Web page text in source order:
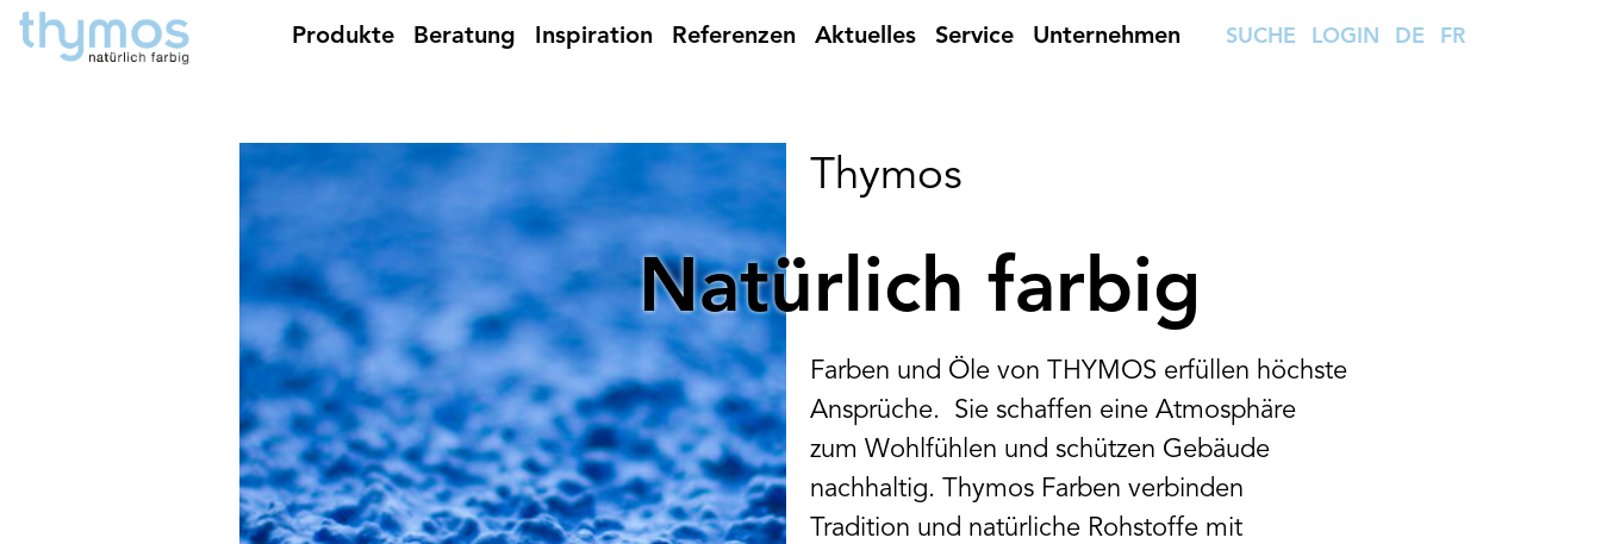
Produkte Beratung Inspiration Referenzen Aktuelles Service Unternehmen SUCHE LOGIN DE FR
Thymos
Natürlich farbig
Farben und Öle von THYMOS erfüllen höchste
Ansprüche. Sie schaffen eine Atmosphäre
zum Wohlfühlen und schützen Gebäude
nachhaltig. Thymos Farben verbinden
Tradition und natürliche Rohstoffe mit